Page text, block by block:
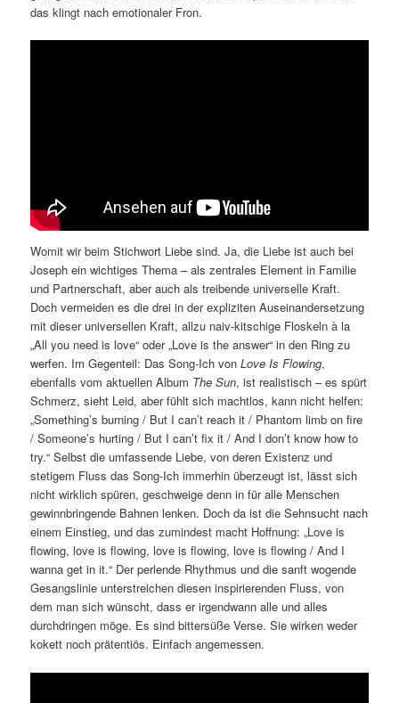
das klingt nach emotionaler Fron.
Womit wir beim Stichwort Liebe sind. Ja, die Liebe ist auch bei
Joseph ein wichtiges Thema – als zentrales Element in Familie
und Partnerschaft, aber auch als treibende universelle Kraft.
Doch vermeiden es die drei in der expliziten Auseinandersetzung
mit dieser universellen Kraft, allzu naiv-kitschige Floskeln à la
„All you need is love“ oder „Love is the answer“ in den Ring zu
werfen. Im Gegenteil: Das Song-Ich vonLove Is Flowing,
ebenfalls vom aktuellen Album The Sun, ist realistisch – es spürt
Schmerz, sieht Leid, aber fühlt sich machtlos, kann nicht helfen:
„Something’s burning / But I can’t reach it / Phantom limb on fire
/ Someone’s hurting / But I can’t fix it / And I don’t know how to
try.“ Selbst die umfassende Liebe, von deren Existenz und
stetigem Fluss das Song-Ich immerhin überzeugt ist, lässt sich
nicht wirklich spüren, geschweige denn in für alle Menschen
gewinnbringende Bahnen lenken. Doch da ist die Sehnsucht nach
einem Einstieg, und das zumindest macht Hoffnung: „Love is
flowing, love is flowing, love is flowing, love is flowing / And I
wanna get in it.“ Der perlende Rhythmus und die sanft wogende
Gesangslinie unterstreichen diesen inspirierenden Fluss, von
dem man sich wünscht, dass er irgendwann alle und alles
durchdringen möge. Es sind bittersüße Verse. Sie wirken weder
kokett noch prätentiös. Einfach angemessen.